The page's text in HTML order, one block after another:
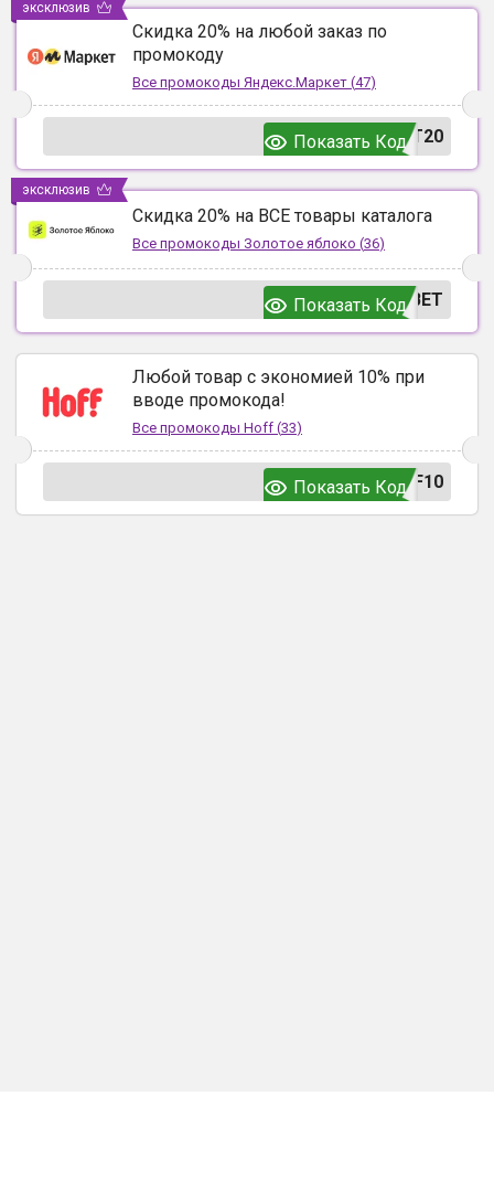
Скидка 20% на любой заказ по
промокоду
Все промокоды Яндекс.Маркет (47)
T20
Показать Код
эксклюзив
Скидка 20% на ВСЕ товары каталога
Все промокоды Золотое яблоко (36)
ВЕТ
Показать Код
эксклюзив
Любой товар с экономией 10% при
вводе промокода!
Все промокоды Hoff (33)
F10
Показать Код